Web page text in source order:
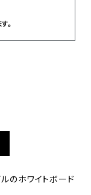
。
のホワイトボード